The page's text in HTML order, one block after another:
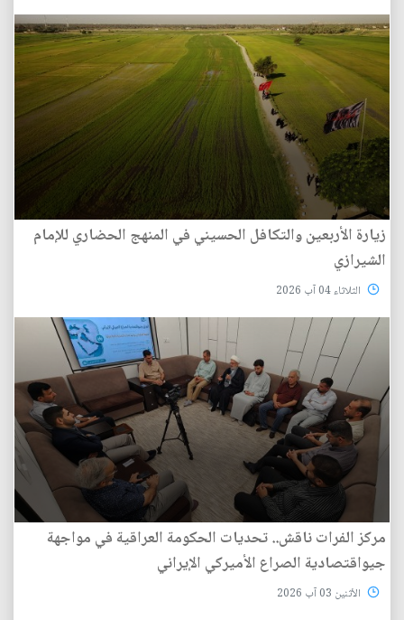
زيارة الأربعين والتكافل الحسيني في المنهج الحضاري للإمام
الشيرازي
الثلاثاء 04 آب 2026
مركز الفرات ناقش.. تحديات الحكومة العراقية في مواجهة
جيواقتصادية الصراع الأميركي الإيراني
الأثنين 03 آب 2026